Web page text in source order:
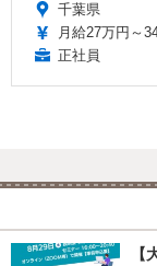
千葉県
月給27万円～
正社員